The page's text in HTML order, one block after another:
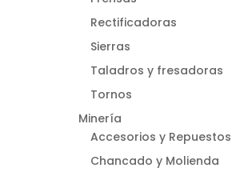
Rectificadoras
Sierras
Taladros y fresadoras
Tornos
Minería
Accesorios y Repuestos
Chancado y Molienda